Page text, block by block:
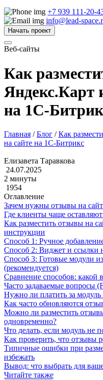
+7 939 111-20-
info@lead-
Начать проект
Веб-сайты
Как
Яндекс.Карт
на 1С-
Главная /Блог /Как
на сайте на 1С-Битрикс
Елизавета Таравкова
24.07.2025
2 минуты
1954
Оглавление
Зачем нужны отзывы на
Где клиенты чаще
Как разместить отзывы на
инструкции
Способ 1: Ручное
Способ 2: Виджет и ссылки
Способ 3: Готовые модули
(рекомендуется)
Сравнение способов: какой
Часто задаваемые вопросы
Нужно ли платить за модуль
Как часто обновляются
Можно ли разместить
одновременно?
Что делать, если модуль не
Как проверить, что отзывы
Типичные ошибки при
избежать
Вывод: что выбрать для
Читайте также